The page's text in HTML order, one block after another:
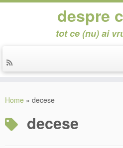
despre
tot ce (nu) ai
Home » decese
decese